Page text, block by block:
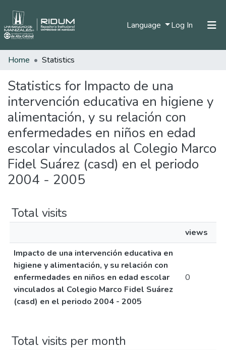
Language Log In (current)
Communities & Collections
All of DSpace
Home Statistics
Statistics for Impacto de una
intervención educativa en higiene y
alimentación, y su relación con
enfermedades en niños en edad
escolar vinculados al Colegio Marco
Fidel Suárez (casd) en el periodo
2004 - 2005
Total visits
views
Impacto de una intervención educativa en
higiene y alimentación, y su relación con
enfermedades en niños en edad escolar
vinculados al Colegio Marco Fidel Suárez
(casd) en el periodo 2004 - 2005
0
Total visits per month